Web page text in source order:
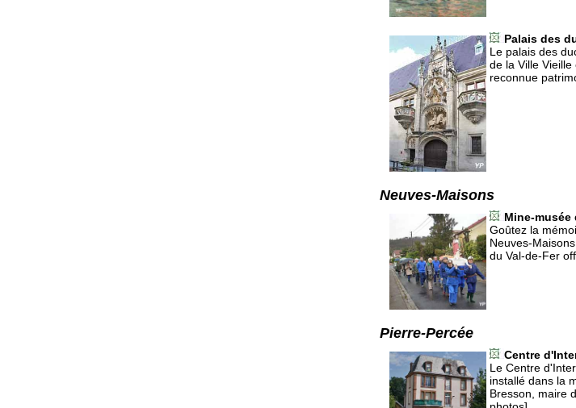
Palais des
Le palais des
de la Ville Vieille
reconnue
Neuves-Maisons
Mine-musée
Goûtez la
Neuves-
du Val-de-Fer
Pierre-Percée
Centre
Le Centre
installé dans la
Bresson, maire